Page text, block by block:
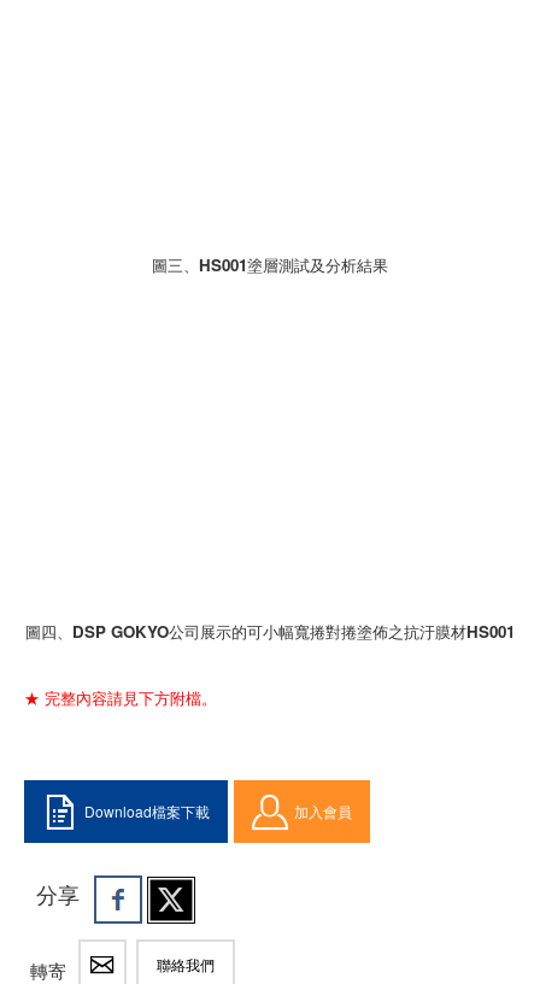
圖三、HS001塗層測試及分析結果
圖四、DSP GOKYO公司展示的可小幅寬捲對捲塗佈之抗汙膜材HS001
★ 完整內容請見下方附檔。
Download檔案下載 加入會員
分享
轉寄 聯絡我們